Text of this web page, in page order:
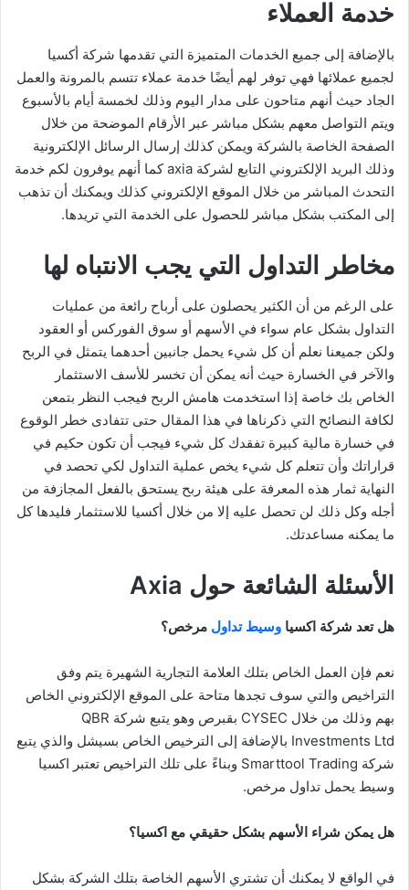
خدمة العملاء
بالإضافة إلى جميع الخدمات المتميزة التي تقدمها شركة أكسيا
لجميع عملائها فهي توفر لهم أيضًا خدمة عملاء تتسم بالمرونة والعمل
الجاد حيث أنهم متاحون على مدار اليوم وذلك لخمسة أيام بالأسبوع
ويتم التواصل معهم بشكل مباشر عبر الأرقام الموضحة من خلال
الصفحة الخاصة بالشركة ويمكن كذلك إرسال الرسائل الإلكترونية
وذلك البريد الإلكتروني التابع لشركة axia كما أنهم يوفرون لكم خدمة
التحدث المباشر من خلال الموقع الإلكتروني كذلك ويمكنك أن تذهب
إلى المكتب بشكل مباشر للحصول على الخدمة التي تريدها.
مخاطر التداول التي يجب الانتباه لها
على الرغم من أن الكثير يحصلون على أرباح رائعة من عمليات
التداول بشكل عام سواء في الأسهم أو سوق الفوركس أو العقود
ولكن جميعنا نعلم أن كل شيء يحمل جانبين أحدهما يتمثل في الربح
والآخر في الخسارة حيث أنه يمكن أن تخسر للأسف الاستثمار
الخاص بك خاصة إذا استخدمت هامش الربح فيجب النظر بتمعن
لكافة النصائح التي ذكرناها في هذا المقال حتى تتفادى خطر الوقوع
في خسارة مالية كبيرة تفقدك كل شيء فيجب أن تكون حكيم في
قراراتك وأن تتعلم كل شيء يخص عملية التداول لكي تحصد في
النهاية ثمار هذه المعرفة على هيئة ربح يستحق بالفعل المجازفة من
أجله وكل ذلك لن تحصل عليه إلا من خلال أكسيا للاستثمار فليدها كل
ما يمكنه مساعدتك.
الأسئلة الشائعة حول Axia
هل تعد شركة اكسيا وسيط تداول مرخص؟
نعم فإن العمل الخاص بتلك العلامة التجارية الشهيرة يتم وفق
التراخيص والتي سوف تجدها متاحة على الموقع الإلكتروني الخاص
بهم وذلك من خلال CYSEC بقبرص وهو يتبع شركة QBR
Investments Ltd بالإضافة إلى الترخيص الخاص بسيشل والذي يتبع
شركة Smarttool Trading وبناءً على تلك التراخيص تعتبر اكسيا
وسيط يحمل تداول مرخص.
هل يمكن شراء الأسهم بشكل حقيقي مع اكسيا؟
في الواقع لا يمكنك أن تشتري الأسهم الخاصة بتلك الشركة بشكل